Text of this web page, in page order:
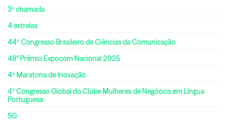
3ª chamada
4 estrelas
44º Congresso Brasileiro de Ciências da Comunicação
48° Prêmio Expocom Nacional 2025
4ª Maratona de Inovação
4º Congresso Global do Clube Mulheres de Negócios em Língua
Portuguesa
5G